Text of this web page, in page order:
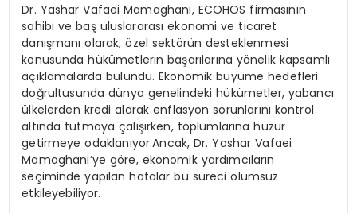
Dr. Yashar Vafaei Mamaghani, ECOHOS firmasının
sahibi ve baş uluslararası ekonomi ve ticaret
danışmanı olarak, özel sektörün desteklenmesi
konusunda hükümetlerin başarılarına yönelik kapsamlı
açıklamalarda bulundu. Ekonomik büyüme hedefleri
doğrultusunda dünya genelindeki hükümetler, yabancı
ülkelerden kredi alarak enflasyon sorunlarını kontrol
altında tutmaya çalışırken, toplumlarına huzur
getirmeye odaklanıyor.Ancak, Dr. Yashar Vafaei
Mamaghani’ye göre, ekonomik yardımcıların
seçiminde yapılan hatalar bu süreci olumsuz
etkileyebiliyor.